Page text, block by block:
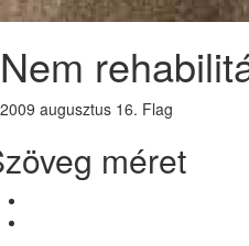
Nem
2009 augusztus 16. Flag
méret